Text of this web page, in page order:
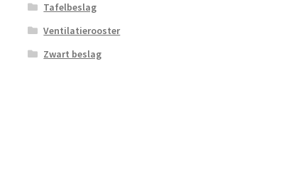
Tafelbeslag
Ventilatierooster
Zwart beslag